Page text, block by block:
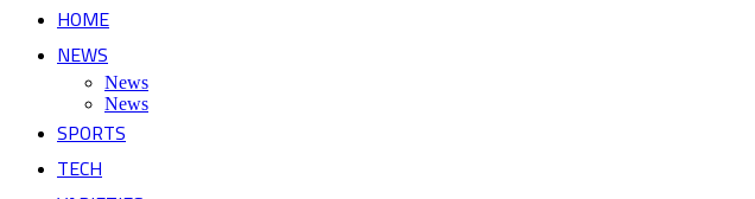
HOME
NEWS
News
News
SPORTS
TECH